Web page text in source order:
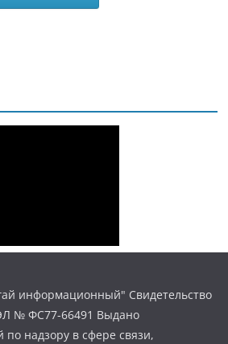
информационный" Свидетельство
№ ФС77-66491 Выдано
надзору в сфере связи,